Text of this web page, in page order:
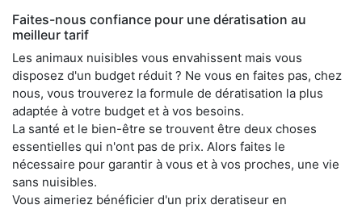
Faites-nous confiance pour une dératisation au
meilleur tarif
Les animaux nuisibles vous envahissent mais vous
disposez d'un budget réduit ? Ne vous en faites pas, chez
nous, vous trouverez la formule de dératisation la plus
adaptée à votre budget et à vos besoins.
La santé et le bien-être se trouvent être deux choses
essentielles qui n'ont pas de prix. Alors faites le
nécessaire pour garantir à vous et à vos proches, une vie
sans nuisibles.
Vous aimeriez bénéficier d'un prix deratiseur en